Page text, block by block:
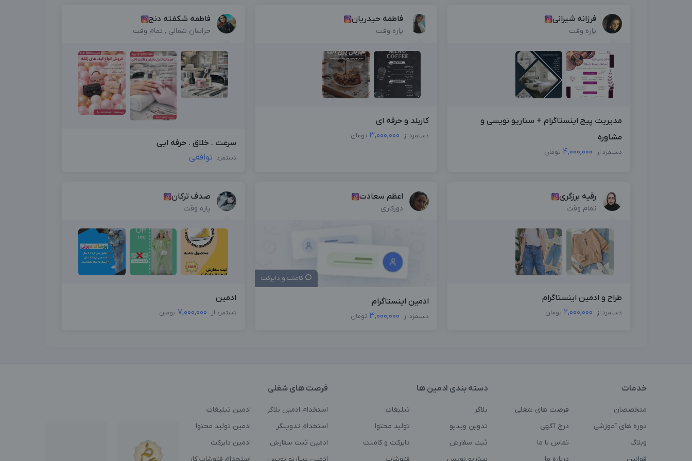
فرزانه شیرانی
پاره وقت
مدیریت پیج اینستاگرام + سناریو نویسی و
مشاوره
دستمزد از 4,000,000 تومان
فاطمه حیدریان
پاره وقت
کاربلد و حرفه ای
دستمزد از 3,000,000 تومان
فاطمه شکفته دنج
خراسان شمالی , تمام وقت
سرعت . خلاق . حرفه ایی
دستمزد توافقی
رقیه برزگری
تمام وقت
طراح و ادمین اینستاگرام
دستمزد از 2,000,000 تومان
اعظم سعادت
دورکاری
کامنت و دایرکت
ادمین اینستاگرام
دستمزد از 3,000,000 تومان
صدف ترکان
پاره وقت
ادمین
دستمزد از 7,000,000 تومان
خدمات
متخصصان
فرصت های شغلی
دوره های آموزشی
درج آگهی
وبلاگ
تماس با ما
دسته بندی ادمین ها
بلاگر
تبلیغات
تدوین ویدیو
تولید محتوا
ثبت سفارش
دایرکت و کامنت
فرصت های شغلی
استخدام ادمین بلاگر
ادمین تبلیغات
استخدام تدوینگر
ادمین تولید محتوا
ادمین ثبت سفارش
ادمین دایرکت